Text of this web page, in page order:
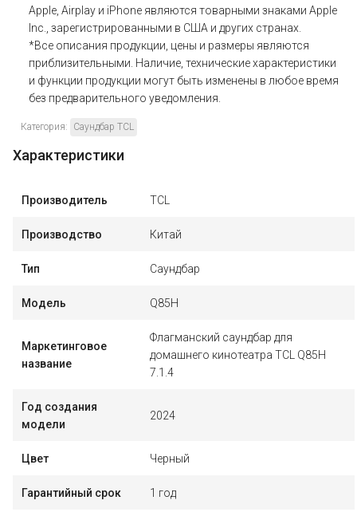
Apple, Airplay и iPhone являются товарными знаками Apple
Inc., зарегистрированными в США и других странах.
*Все описания продукции, цены и размеры являются
приблизительными. Наличие, технические характеристики
и функции продукции могут быть изменены в любое время
без предварительного уведомления.
Категория: Саундбар TCL
Характеристики
Производитель TCL
Производство Китай
Тип Саундбар
Модель Q85H
Маркетинговое
название
Флагманский саундбар для
домашнего кинотеатра TCL Q85H
7.1.4
Год создания
модели
2024
Цвет Черный
Гарантийный срок 1 год